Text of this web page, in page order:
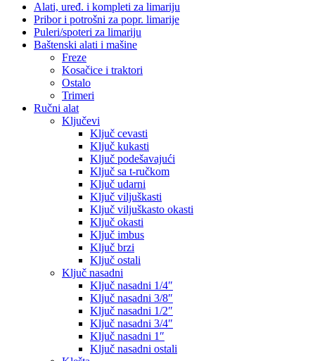
Alati, uređ. i kompleti za limariju
Pribor i potrošni za popr. limarije
Puleri/spoteri za limariju
Baštenski alati i mašine
Freze
Kosačice i traktori
Ostalo
Trimeri
Ručni alat
Ključevi
Ključ cevasti
Ključ kukasti
Ključ podešavajući
Ključ sa t-ručkom
Ključ udarni
Ključ viljuškasti
Ključ viljuškasto okasti
Ključ okasti
Ključ imbus
Ključ brzi
Ključ ostali
Ključ nasadni
Ključ nasadni 1/4″
Ključ nasadni 3/8″
Ključ nasadni 1/2″
Ključ nasadni 3/4″
Ključ nasadni 1″
Ključ nasadni ostali